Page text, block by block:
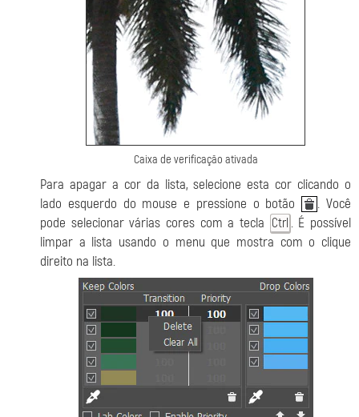
Caixa de verificação ativada
Para apagar a cor da lista, selecione esta cor clicando o
lado esquerdo do mouse e pressione o botão
. Você
pode selecionar várias cores com a tecla Ctrl . É possível
limpar a lista usando o menu que mostra com o clique
direito na lista.